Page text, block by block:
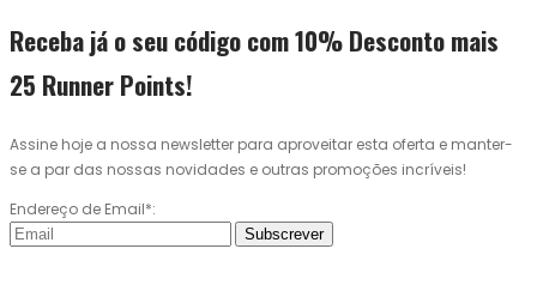
Receba já o seu código com 10% Desconto mais
25 Runner Points!
Assine hoje a nossa newsletter para aproveitar esta oferta e manter-
se a par das nossas novidades e outras promoções incríveis!
Endereço de Email*:
Subscrever